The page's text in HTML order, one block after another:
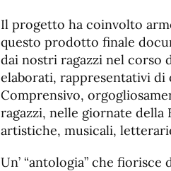
Il progetto ha coinvolto
questo prodotto finale
dai nostri ragazzi nel corso
elaborati, rappresentativi di
Comprensivo,
ragazzi, nelle giornate
artistiche, musicali,
Un’ “antologia” che